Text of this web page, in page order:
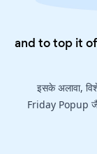
and to top it
इसके अलावा,
Friday Popup